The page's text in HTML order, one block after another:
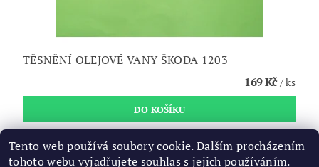
TĚSNĚNÍ OLEJOVÉ VANY ŠKODA 1203
169 Kč/ ks
6položek celkem
Tento web používá soubory cookie. Dalším procházením
tohoto webu vyjadřujete souhlas s jejich používáním.